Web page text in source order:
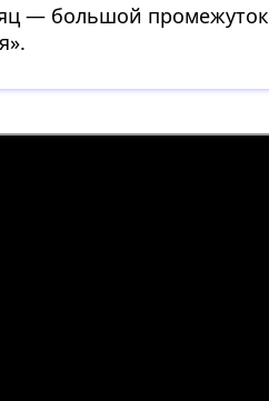
— большой промежуток